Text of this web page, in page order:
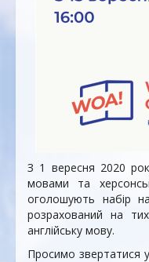
З 1 вересня 2020
мовами та
оголошують набір
розрахований на
англійську мову.
Просимо звертатися